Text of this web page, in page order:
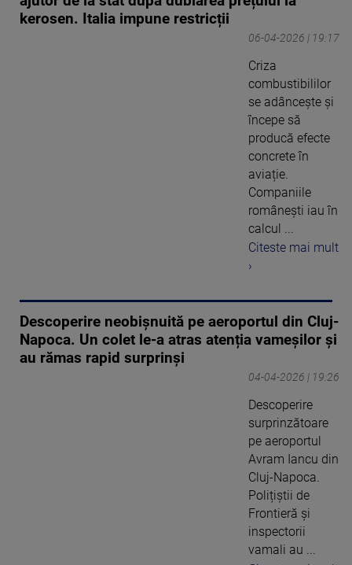
kerosen. Italia impune restricții
06-04-2026 | 19:17
Criza
combustibililor
se adâncește și
începe să
producă efecte
concrete în
aviație.
Companiile
românești iau în
calcul ...
Citeste mai mult
›
Descoperire neobișnuită pe aeroportul din Cluj-
Napoca. Un colet le-a atras atenția vameșilor și
au rămas rapid surprinși
04-04-2026 | 19:26
Descoperire
surprinzătoare
pe aeroportul
Avram Iancu din
Cluj-Napoca.
Polițiștii de
Frontieră și
inspectorii
vamali au ...